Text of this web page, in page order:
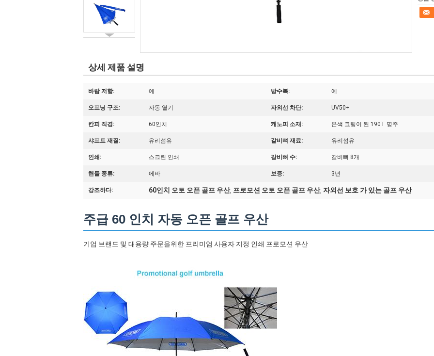
상세 제품 설명
바람 저항: 예 방수복: 예
오프닝 구조: 자동 열기 자외선 차단: UV50+
칸피 직경: 60인치 캐노피 소재: 은색 코팅이 된 190T 명주
샤프트 재질: 유리섬유 갈비뼈 재료: 유리섬유
인쇄: 스크린 인쇄 갈비뼈 수: 갈비뼈 8개
핸들 종류: 에바 보증: 3년
강조하다: 60인치 오토 오픈 골프 우산, 프로모션 오토 오픈 골프 우산, 자외선 보호 가 있는 골프 우산
주급 60 인치 자동 오픈 골프 우산
기업 브랜드 및 대용량 주문을위한 프리미엄 사용자 지정 인쇄 프로모션 우산